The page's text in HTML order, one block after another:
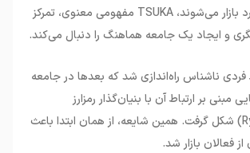
بازار می‌شوند، TSUKA مفهومی معنوی، تمرکز
و ایجاد یک جامعه هماهنگ را دنبال می‌کند.
ناشناس راه‌اندازی شد که بعدها در جامعه
مبنی بر ارتباط آن با بنیان‌گذار رمزارز
) شکل گرفت. همین شایعه، از همان ابتدا باعث
فعالان بازار شد.